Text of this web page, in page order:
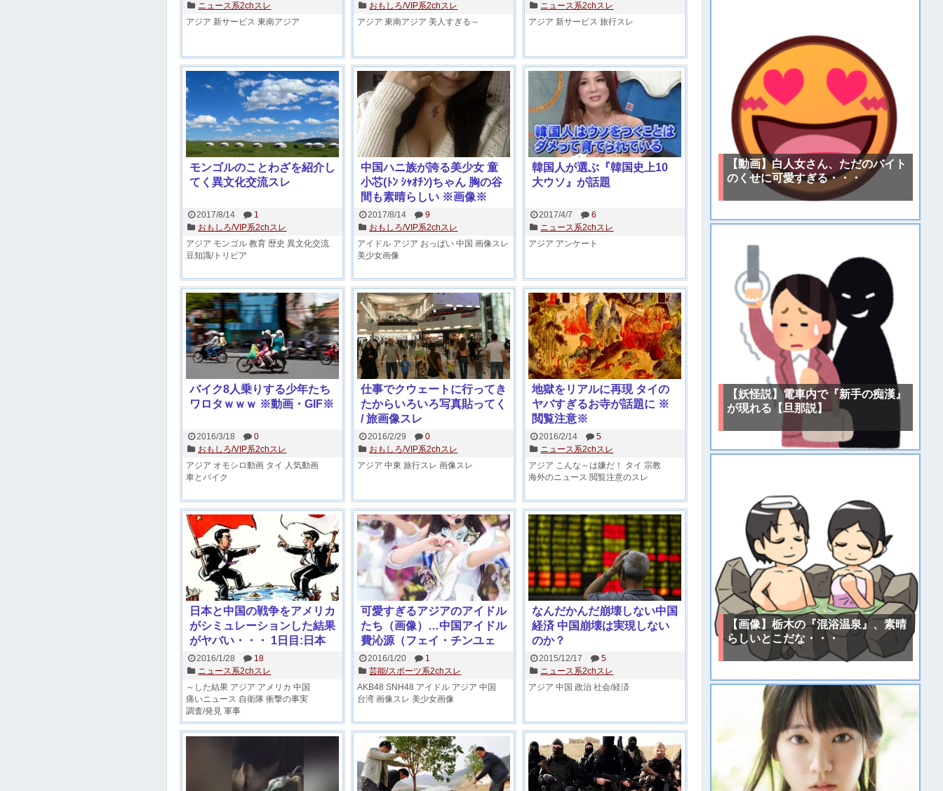
ニュース系2chスレ
アジア 新サービス 東南アジア
おもしろ/VIP系2chスレ
アジア 東南アジア 美人すぎる～
ニュース系2chスレ
アジア 新サービス 旅行スレ
モンゴルのことわざを紹介し
てく異文化交流スレ
2017/8/14
1
おもしろ/VIP系2chスレ
アジア モンゴル 教育 歴史 異文化交流
豆知識/トリビア
中国ハニ族が誇る美少女 童
小芯(ﾄﾝ ｼｬｵﾁﾝ)ちゃん 胸の谷
間も素晴らしい ※画像※
2017/8/14
9
おもしろ/VIP系2chスレ
アイドル アジア おっぱい 中国 画像スレ
美少女画像
韓国人が選ぶ『韓国史上10
大ウソ』が話題
2017/4/7
6
ニュース系2chスレ
アジア アンケート
バイク8人乗りする少年たち
ワロタｗｗｗ ※動画・GIF※
2016/3/18
0
おもしろ/VIP系2chスレ
アジア オモシロ動画 タイ 人気動画
車とバイク
仕事でクウェートに行ってき
たからいろいろ写真貼ってく
/ 旅画像スレ
2016/2/29
0
おもしろ/VIP系2chスレ
アジア 中東 旅行スレ 画像スレ
地獄をリアルに再現 タイの
ヤバすぎるお寺が話題に ※
閲覧注意※
2016/2/14
5
ニュース系2chスレ
アジア こんな～は嫌だ！ タイ 宗教
海外のニュース 閲覧注意のスレ
日本と中国の戦争をアメリカ
がシミュレーションした結果
がヤバい・・・ 1日目:日本
の右翼活動家が尖閣諸島で中
国を挑発 / 米ランド研究所シ
ミュレーション公開
2016/1/28
18
ニュース系2chスレ
～した結果 アジア アメリカ 中国
痛いニュース 自衛隊 衝撃の事実
調査/発見 軍事
可愛すぎるアジアのアイドル
たち（画像）…中国アイドル
費沁源（フェイ・チンユェ
ン）ちゃんがオタのハートを
直撃
2016/1/20
1
芸能/スポーツ系2chスレ
AKB48 SNH48 アイドル アジア 中国
台湾 画像スレ 美少女画像
なんだかんだ崩壊しない中国
経済 中国崩壊は実現しない
のか？
2015/12/17
5
ニュース系2chスレ
アジア 中国 政治 社会/経済
【動画】白人女さん、ただのバイト
のくせに可愛すぎる・・・
【妖怪説】電車内で『新手の痴漢』
が現れる【旦那説】
【画像】栃木の『混浴温泉』、素晴
らしいとこだな・・・